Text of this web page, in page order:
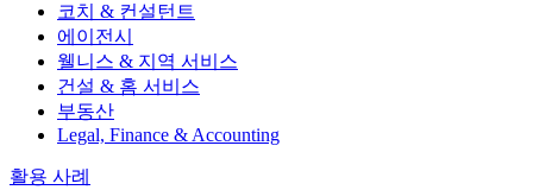
코치 & 컨설턴트
에이전시
웰니스 & 지역 서비스
건설 & 홈 서비스
부동산
Legal, Finance & Accounting
활용 사례